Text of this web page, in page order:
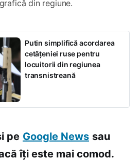
din regiune.
Putin simplifică acordarea
cetățeniei ruse pentru
locuitorii din regiunea
transnistreană
pe Google News sau
îți este mai comod.